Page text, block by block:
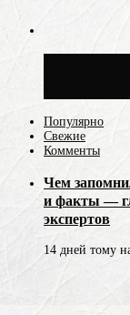
Популярно
Свежие
Комменты
Чем
и факты —
экспертов
14 дней тому